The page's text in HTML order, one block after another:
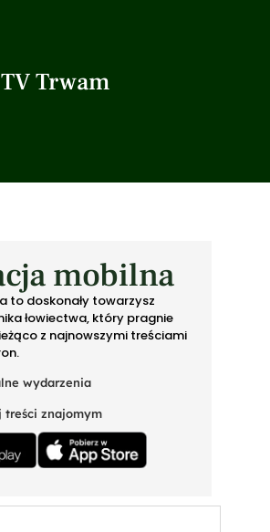
Trwam
mobilna
to doskonały towarzysz
łowiectwa, który pragnie
z najnowszymi treściami
wydarzenia
treści znajomym